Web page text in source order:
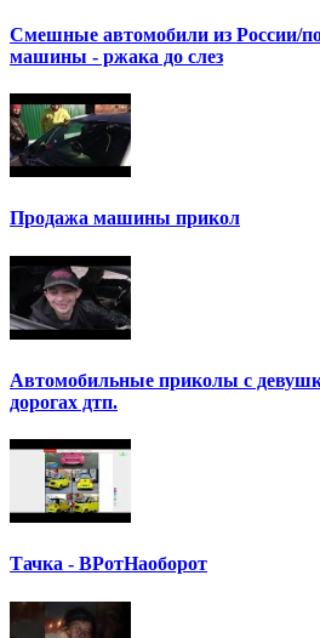
Смешные автомобили из России/
машины - ржака до слез
Продажа машины прикол
Автомобильные приколы с
дорогах дтп.
Тачка - ВРотНаоборот